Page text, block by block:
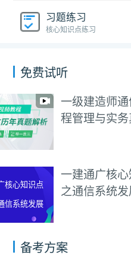
习题练习
核心知识点练习
免费试听
2023年3月一建《工程
法规》补考卷真题解
析视频
规
一级建造师通信与广
电知识点详解
一
识
备考方案